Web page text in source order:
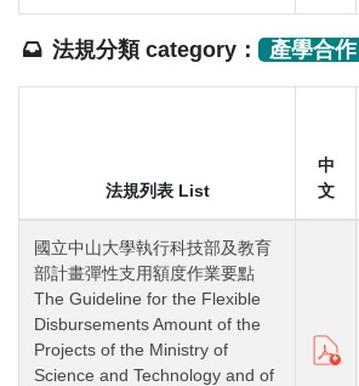
法規分類 category： 產學合作
法規列表 List
中
文
國立中山大學執行科技部及教育
部計畫彈性支用額度作業要點
The Guideline for the Flexible
Disbursements Amount of the
Projects of the Ministry of
Science and Technology and of